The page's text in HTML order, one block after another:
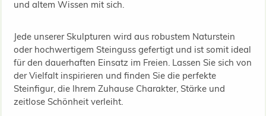
und altem Wissen mit sich.
Jede unserer Skulpturen wird aus robustem Naturstein
oder hochwertigem Steinguss gefertigt und ist somit ideal
für den dauerhaften Einsatz im Freien. Lassen Sie sich von
der Vielfalt inspirieren und finden Sie die perfekte
Steinfigur, die Ihrem Zuhause Charakter, Stärke und
zeitlose Schönheit verleiht.